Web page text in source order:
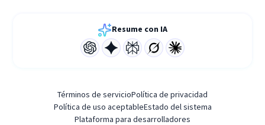
Resume con IA
Términos de servicioPolítica de privacidad
Política de uso aceptableEstado del sistema
Plataforma para desarrolladores